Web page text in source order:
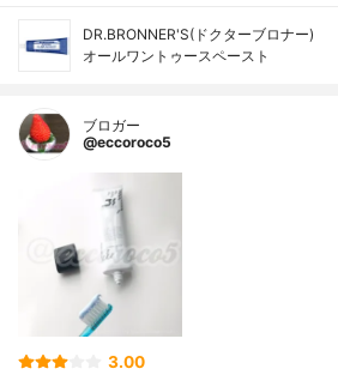
DR.BRONNER'S(ドクターブロナー)
オールワントゥースペースト
ブロガー
@eccoroco5
3.00